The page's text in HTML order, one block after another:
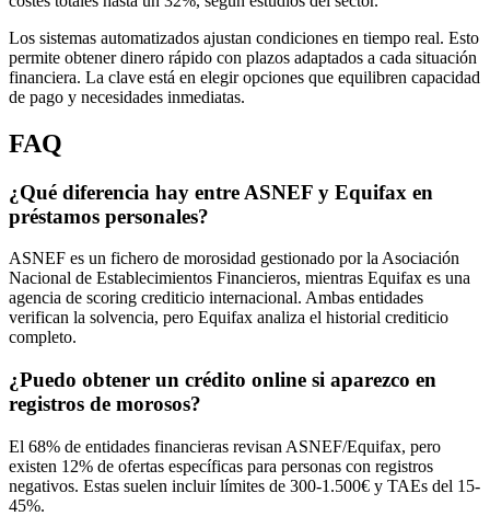
Los sistemas automatizados ajustan condiciones en tiempo real. Esto
permite obtener dinero rápido con plazos adaptados a cada situación
financiera. La clave está en elegir opciones que equilibren capacidad
de pago y necesidades inmediatas.
FAQ
¿Qué diferencia hay entre ASNEF y Equifax en
préstamos personales?
ASNEF es un fichero de morosidad gestionado por la Asociación
Nacional de Establecimientos Financieros, mientras Equifax es una
agencia de scoring crediticio internacional. Ambas entidades
verifican la solvencia, pero Equifax analiza el historial crediticio
completo.
¿Puedo obtener un crédito online si aparezco en
registros de morosos?
El 68% de entidades financieras revisan ASNEF/Equifax, pero
existen 12% de ofertas específicas para personas con registros
negativos. Estas suelen incluir límites de 300-1.500€ y TAEs del 15-
45%.